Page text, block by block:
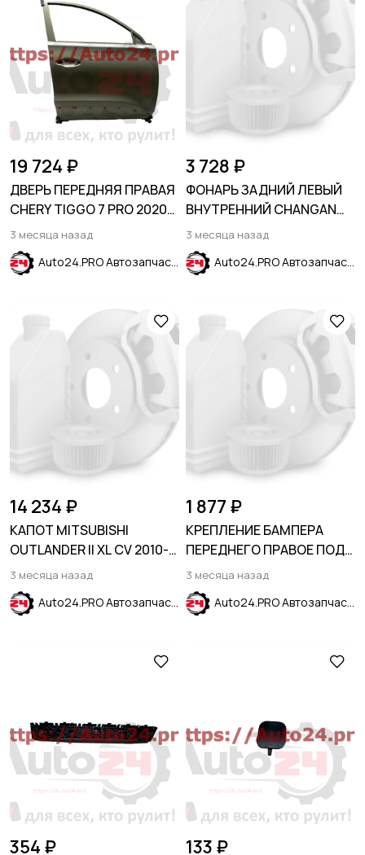
19 724 ₽
ДВЕРЬ ПЕРЕДНЯЯ ПРАВАЯ
CHERY TIGGO 7 PRO 2020-
T18/T1A/T1E/T1D
3 месяца назад
Auto24.PRO Автозапчасти
3 728 ₽
ФОНАРЬ ЗАДНИЙ ЛЕВЫЙ
ВНУТРЕННИЙ CHANGAN
ALSVIN 2018-
3 месяца назад
Auto24.PRO Автозапчасти
14 234 ₽
КАПОТ MITSUBISHI
OUTLANDER II XL CV 2010-
2012
3 месяца назад
Auto24.PRO Автозапчасти
1 877 ₽
КРЕПЛЕНИЕ БАМПЕРА
ПЕРЕДНЕГО ПРАВОЕ ПОД
ФАРУ HONDA CR-V 2023-
3 месяца назад
Auto24.PRO Автозапчасти
354 ₽ 133 ₽